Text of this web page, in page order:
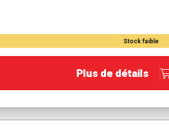
Stock faible
Plus de détails